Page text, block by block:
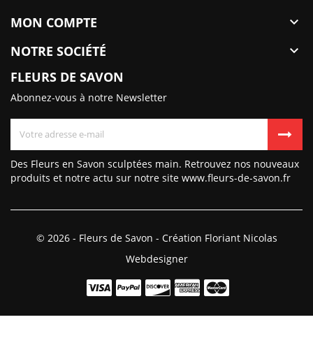
MON COMPTE

NOTRE SOCIÉTÉ

FLEURS DE SAVON
Abonnez-vous à notre Newsletter
Des Fleurs en Savon sculptées main. Retrouvez nos nouveaux
produits et notre actu sur notre site www.fleurs-de-savon.fr
© 2026 - Fleurs de Savon - Création Floriant Nicolas
Webdesigner